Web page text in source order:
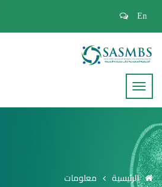
En
الرئيسية معلومات